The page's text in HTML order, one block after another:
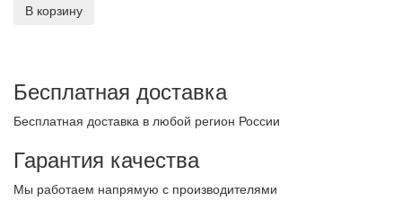
В корзину
Бесплатная доставка
Бесплатная доставка в любой регион России
Гарантия качества
Мы работаем напрямую с производителями